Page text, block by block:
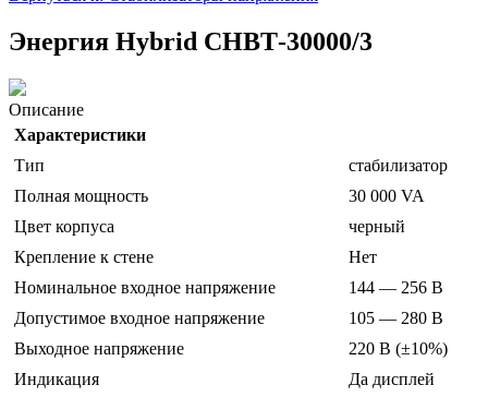
Энергия Нybrid CНВТ-30000/3
Описание
Характеристики
Тип
стабилизатор
Полная мощность
30 000 VA
Цвет корпуса
черный
Крепление к стене
Нет
Номинальное входное напряжение
144 — 256 В
Допустимое входное напряжение
105 — 280 В
Выходное напряжение
220 В (±10%)
Индикация
Да дисплей